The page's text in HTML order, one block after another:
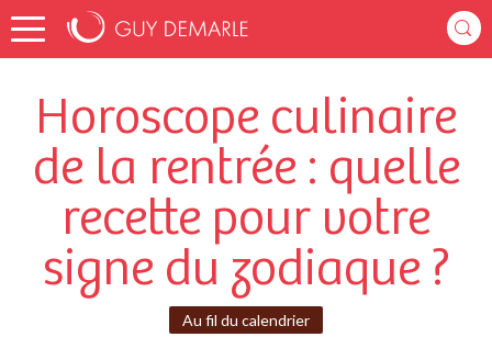
Horoscope culinaire
de la rentrée : quelle
recette pour votre
signe du zodiaque ?
Au fil du calendrier